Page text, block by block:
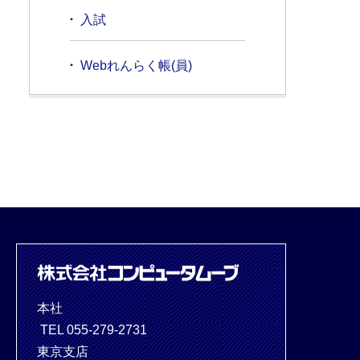
入試
Webれんらく帳(員)
本社
TEL 055-279-2731
東京支店